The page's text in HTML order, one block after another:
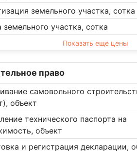
земельного участка, сотка
земельного участка, сотка
Показать еще цены
право
самовольного
объект
технического паспорта на
объект
и регистрация декларации,